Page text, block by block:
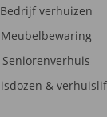
Bedrijf verhuizen
Meubelbewaring
Seniorenverhuis
&